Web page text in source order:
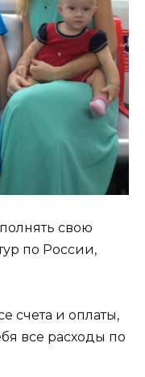
свою
по России,
счета и оплаты,
все расходы по